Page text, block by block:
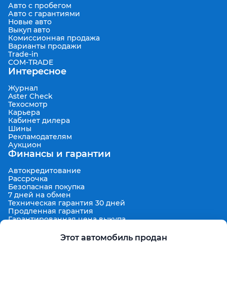
Этот автомобиль продан
Авто с пробегом
Авто с гарантиями
Новые авто
Выкуп авто
Комиссионная продажа
Варианты продажи
Trade-in
COM-TRADE
Интересное
Журнал
Aster Check
Техосмотр
Карьера
Кабинет дилера
Шины
Рекламодателям
Аукцион
Финансы и гарантии
Автокредитование
Рассрочка
Безопасная покупка
7 дней на обмен
Техническая гарантия 30 дней
Продленная гарантия
Гарантированная цена выкупа
Поддержка